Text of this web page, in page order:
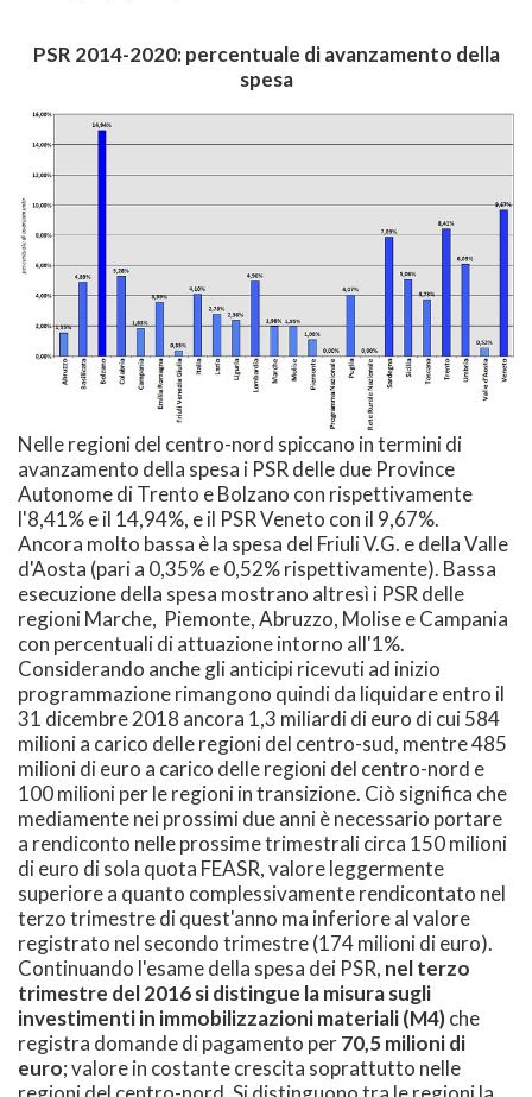
PSR 2014-2020: percentuale di avanzamento della
spesa
Nelle regioni del centro-nord spiccano in termini di
avanzamento della spesa i PSR delle due Province
Autonome di Trento e Bolzano con rispettivamente
l'8,41% e il 14,94%, e il PSR Veneto con il 9,67%.
Ancora molto bassa è la spesa del Friuli V.G. e della Valle
d'Aosta (pari a 0,35% e 0,52% rispettivamente). Bassa
esecuzione della spesa mostrano altresì i PSR delle
regioni Marche, Piemonte, Abruzzo, Molise e Campania
con percentuali di attuazione intorno all'1%.
Considerando anche gli anticipi ricevuti ad inizio
programmazione rimangono quindi da liquidare entro il
31 dicembre 2018 ancora 1,3 miliardi di euro di cui 584
milioni a carico delle regioni del centro-sud, mentre 485
milioni di euro a carico delle regioni del centro-nord e
100 milioni per le regioni in transizione. Ciò significa che
mediamente nei prossimi due anni è necessario portare
a rendiconto nelle prossime trimestrali circa 150 milioni
di euro di sola quota FEASR, valore leggermente
superiore a quanto complessivamente rendicontato nel
terzo trimestre di quest'anno ma inferiore al valore
registrato nel secondo trimestre (174 milioni di euro).
Continuando l'esame della spesa dei PSR, nel terzo
trimestre del 2016 si distingue la misura sugli
investimenti in immobilizzazioni materiali (M4)che
registra domande di pagamento per70,5 milioni di
euro; valore in costante crescita soprattutto nelle